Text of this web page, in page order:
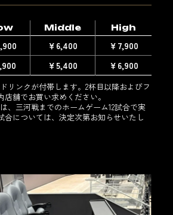
Middle
High
￥6,400 ￥7,900
￥5,400 ￥6,900
リンクが付帯します。2杯目以降およびフ
舗でお買い求めください。
は、三河戦までのホームゲーム12試合で実
合については、決定次第お知らせいたし